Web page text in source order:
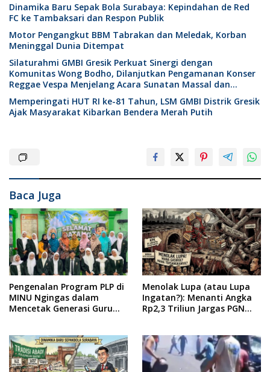
Dinamika Baru Sepak Bola Surabaya: Kepindahan de Red
FC ke Tambaksari dan Respon Publik
Motor Pengangkut BBM Tabrakan dan Meledak, Korban
Meninggal Dunia Ditempat
Silaturahmi GMBI Gresik Perkuat Sinergi dengan
Komunitas Wong Bodho, Dilanjutkan Pengamanan Konser
Reggae Vespa Menjelang Acara Sunatan Massal dan
Santunan Anak Yatim
Memperingati HUT RI ke-81 Tahun, LSM GMBI Distrik Gresik
Ajak Masyarakat Kibarkan Bendera Merah Putih
Baca Juga
Pengenalan Program PLP di
MINU Ngingas dalam
Mencetak Generasi Guru
Menolak Lupa (atau Lupa
Ingatan?): Menanti Angka
Rp2,3 Triliun Jargas PGN